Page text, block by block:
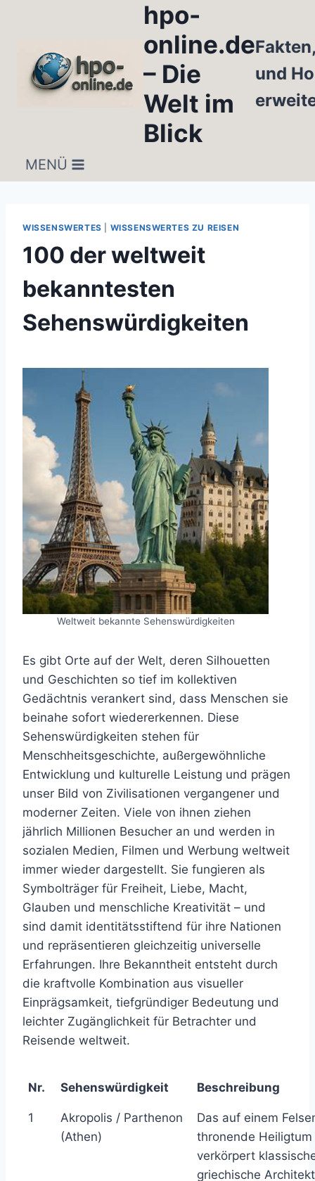
hpo-
online.de
– Die
Welt im
Blick
und
MENÜ
WISSENSWERTES WISSENSWERTES ZU REISEN
100 der weltweit
bekanntesten
Sehenswürdigkeiten
Weltweit bekannte Sehenswürdigkeiten
Es gibt Orte auf der Welt, deren Silhouetten
und Geschichten so tief im kollektiven
Gedächtnis verankert sind, dass Menschen sie
beinahe sofort wiedererkennen. Diese
Sehenswürdigkeiten stehen für
Menschheitsgeschichte, außergewöhnliche
Entwicklung und kulturelle Leistung und prägen
unser Bild von Zivilisationen vergangener und
moderner Zeiten. Viele von ihnen ziehen
jährlich Millionen Besucher an und werden in
sozialen Medien, Filmen und Werbung weltweit
immer wieder dargestellt. Sie fungieren als
Symbolträger für Freiheit, Liebe, Macht,
Glauben und menschliche Kreativität – und
sind damit identitätsstiftend für ihre Nationen
und repräsentieren gleichzeitig universelle
Erfahrungen. Ihre Bekanntheit entsteht durch
die kraftvolle Kombination aus visueller
Einprägsamkeit, tiefgründiger Bedeutung und
leichter Zugänglichkeit für Betrachter und
Reisende weltweit.
Nr. Sehenswürdigkeit Beschreibung
1
Akropolis / Parthenon
(Athen)
Das auf einem
thronende Heiligtum
verkörpert
griechische